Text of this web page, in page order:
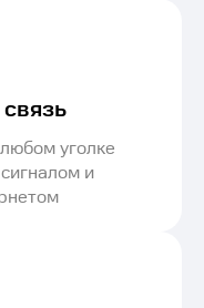
уголке
и